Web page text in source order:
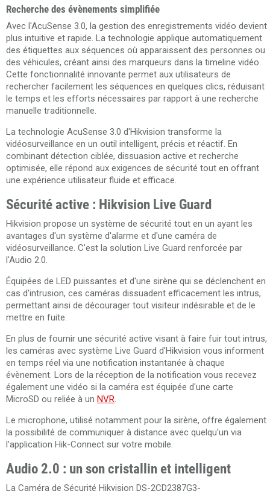
Recherche des évènements simplifiée
Avec l'AcuSense 3.0, la gestion des enregistrements vidéo devient
plus intuitive et rapide. La technologie applique automatiquement
des étiquettes aux séquences où apparaissent des personnes ou
des véhicules, créant ainsi des marqueurs dans la timeline vidéo.
Cette fonctionnalité innovante permet aux utilisateurs de
rechercher facilement les séquences en quelques clics, réduisant
le temps et les efforts nécessaires par rapport à une recherche
manuelle traditionnelle.
La technologie AcuSense 3.0 d'Hikvision transforme la
vidéosurveillance en un outil intelligent, précis et réactif. En
combinant détection ciblée, dissuasion active et recherche
optimisée, elle répond aux exigences de sécurité tout en offrant
une expérience utilisateur fluide et efficace.
Sécurité active : Hikvision Live Guard
Hikvision propose un système de sécurité tout en un ayant les
avantages d'un système d'alarme et d'une caméra de
vidéosurveillance. C'est la solution Live Guard renforcée par
l'Audio 2.0.
Équipées de LED puissantes et d'une sirène qui se déclenchent en
cas d'intrusion, ces caméras dissuadent efficacement les intrus,
permettant ainsi de décourager tout visiteur indésirable et de le
mettre en fuite.
En plus de fournir une sécurité active visant à faire fuir tout intrus,
les caméras avec système Live Guard d'Hikvision vous informent
en temps réel via une notification instantanée à chaque
évènement. Lors de la réception de la notification vous recevez
également une vidéo si la caméra est équipée d'une carte
MicroSD ou reliée à un NVR.
Le microphone, utilisé notamment pour la sirène, offre également
la possibilité de communiquer à distance avec quelqu'un via
l'application Hik-Connect sur votre mobile.
Audio 2.0 : un son cristallin et intelligent
La Caméra de Sécurité Hikvision DS-2CD2387G3-